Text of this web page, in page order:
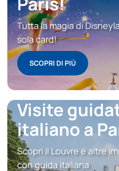
Tutta la magia di
sola card!
SCOPRI DI PIÙ
Visite
italiano a
Scopri il Louvre e altre
con guida italiana